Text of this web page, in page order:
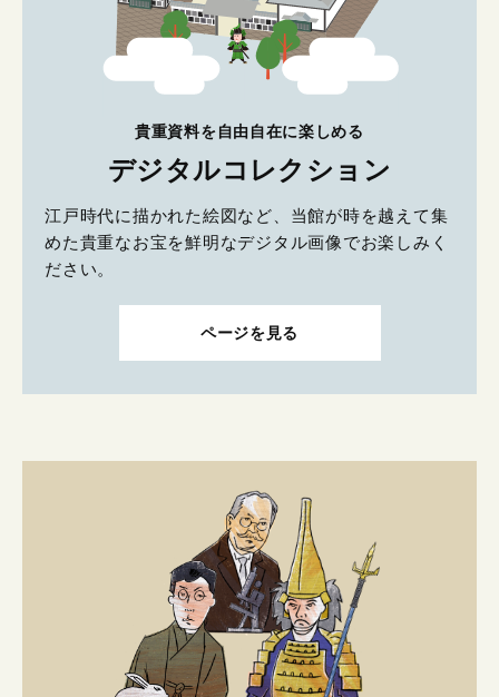
貴重資料を自由自在に楽しめる
デジタルコレクション
江戸時代に描かれた絵図など、当館が時を越えて集
めた貴重なお宝を鮮明なデジタル画像でお楽しみく
ださい。
ページを見る